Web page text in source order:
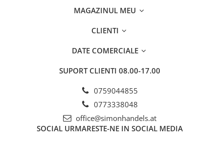
MAGAZINUL MEU
CLIENTI
DATE COMERCIALE
SUPORT CLIENTI 08.00-17.00
0759044855
0773338048
office@simonhandels.at
SOCIAL URMARESTE-NE IN SOCIAL MEDIA